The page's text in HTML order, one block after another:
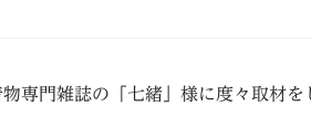
専門雑誌の「七緒」様に度々取材を